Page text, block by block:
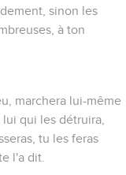
sinon les
à ton
marchera lui-même
qui les détruira,
tu les feras
l'a dit.